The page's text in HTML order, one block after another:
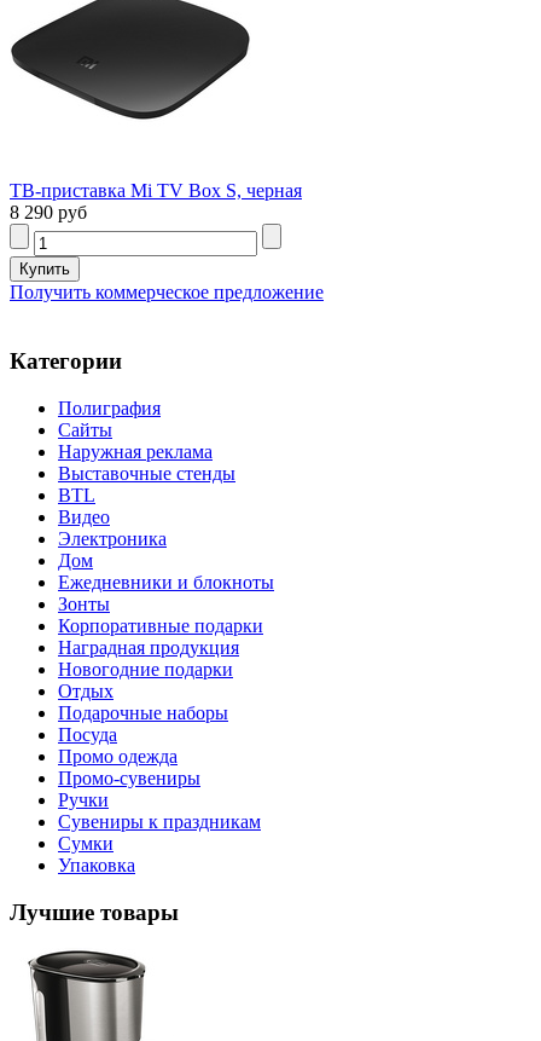
ТВ-приставка Mi TV Box S, черная
8 290 руб
Получить коммерческое предложение
Категории
Полиграфия
Сайты
Наружная реклама
Выставочные стенды
BTL
Видео
Электроника
Дом
Ежедневники и блокноты
Зонты
Корпоративные подарки
Наградная продукция
Новогодние подарки
Отдых
Подарочные наборы
Посуда
Промо одежда
Промо-сувениры
Ручки
Сувениры к праздникам
Сумки
Упаковка
Лучшие товары